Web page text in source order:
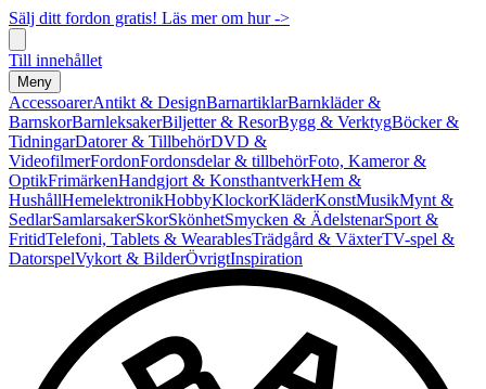
Sälj ditt fordon gratis! Läs mer om hur ->
Till innehållet
Meny
AccessoarerAntikt & DesignBarnartiklarBarnkläder &
BarnskorBarnleksakerBiljetter & ResorBygg & VerktygBöcker &
TidningarDatorer & TillbehörDVD &
VideofilmerFordonFordonsdelar & tillbehörFoto, Kameror &
OptikFrimärkenHandgjort & KonsthantverkHem &
HushållHemelektronikHobbyKlockorKläderKonstMusikMynt &
SedlarSamlarsakerSkorSkönhetSmycken & ÄdelstenarSport &
FritidTelefoni, Tablets & WearablesTrädgård & VäxterTV-spel &
DatorspelVykort & BilderÖvrigtInspiration